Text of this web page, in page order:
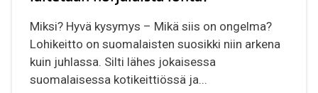
Miksi? Hyvä kysymys – Mikä siis on ongelma?
Lohikeitto on suomalaisten suosikki niin arkena
kuin juhlassa. Silti lähes jokaisessa
suomalaisessa kotikeittiössä ja...